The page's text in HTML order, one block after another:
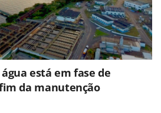
está em fase de
da manutenção